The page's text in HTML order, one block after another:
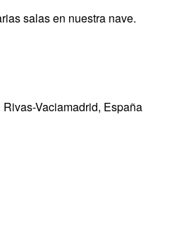
salas en nuestra nave.
Vaciamadrid, España